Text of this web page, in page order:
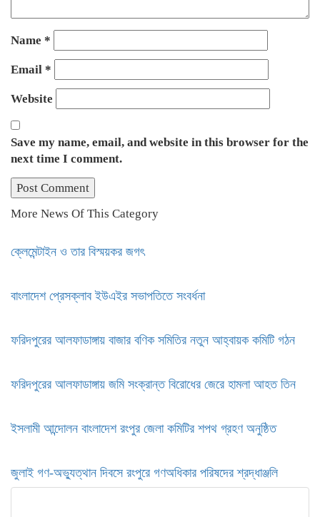
Name *
Email *
Website
Save my name, email, and website in this browser for the
next time I comment.
More News Of This Category
ক্লেমেন্টাইন ও তার বিস্ময়কর জগৎ
বাংলাদেশ প্রেসক্লাব ইউএইর সভাপতিতে সংবর্ধনা
ফরিদপুরের আলফাডাঙ্গায় বাজার বণিক সমিতির নতুন আহ্বায়ক কমিটি গঠন
ফরিদপুরের আলফাডাঙ্গায় জমি সংক্রান্ত বিরোধের জেরে হামলা আহত তিন
ইসলামী আন্দোলন বাংলাদেশ রংপুর জেলা কমিটির শপথ গ্রহণ অনুষ্ঠিত
‎জুলাই গণ-অভ্যুত্থান দিবসে রংপুরে গণঅধিকার পরিষদের শ্রদ্ধাঞ্জলি ‎